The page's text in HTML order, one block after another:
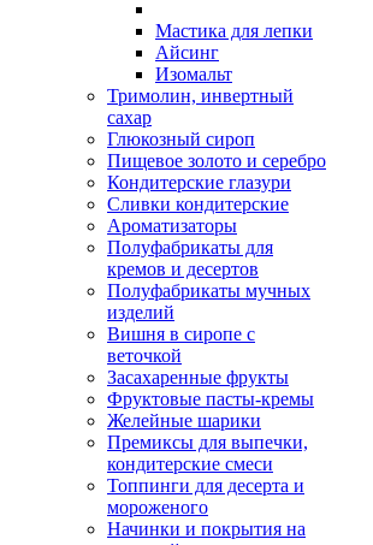
Мастика для лепки
Айсинг
Изомальт
Тримолин, инвертный
сахар
Глюкозный сироп
Пищевое золото и серебро
Кондитерские глазури
Сливки кондитерские
Ароматизаторы
Полуфабрикаты для
кремов и десертов
Полуфабрикаты мучных
изделий
Вишня в сиропе с
веточкой
Засахаренные фрукты
Фруктовые пасты-кремы
Желейные шарики
Премиксы для выпечки,
кондитерские смеси
Топпинги для десерта и
мороженого
Начинки и покрытия на